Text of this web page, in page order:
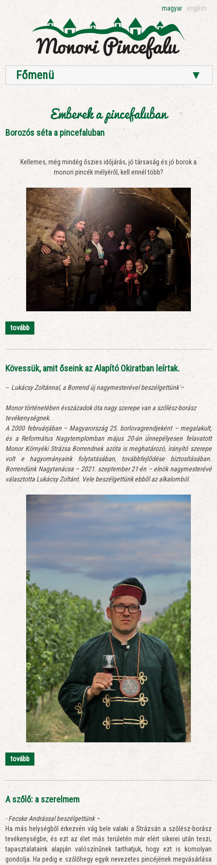
magyar english
Főmenü ▼
Emberek a pincefaluban
Borozós séta a pincefaluban
Kellemes, még mindég őszies időjárás, jó társaság és jó borok a
monori pincék mélyéről, kell ennél több?
tovább
Kövessük, amit őseink az Alapító Okiratban leírtak.
-- Lukácsy Zoltánnal, a Borrend új nagymesterével beszélgettünk –
Monor történetében évszázadok óta nagy szerepe van a szőlész-borász
tevékenységnek.
A 2000 februárjában – Magyarország 25. borlovagrendjeként – megalakult,
és a Református Nagytemplomban május 20-án ünnepélyesen felavatott
Monor Környéki Strázsa Borrendnek azóta is meghatározó, irányító szerepe
volt e hagyományaink folytatásában, továbbfejlődése biztosításában.
Borrendünk Nagytanácsa – 2021. szeptember 21-én – elnök nagymesterévé
választotta Lukácsy Zoltánt. Vele beszélgettünk ebből az alkalomból.
tovább
A szőlő: a szerelmem
- Fecske Andrással beszélgettünk -
Ha más helységből érkezvén vág bele valaki a Strázsán a szőlész-borász
tevékenységbe, és ezt az élet más területén már elért sikerei után teszi,
tapasztalataink alapján valószínűnek tarthatjuk, hogy ezt is komolyan
gondolja. Ha pedig e szőlőhegy egyik nevezetes pincéjének megvásárlása